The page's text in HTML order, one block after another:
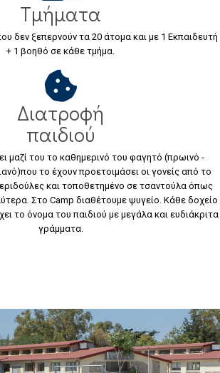
Τμήματα
δεν ξεπερνούν τα 20 άτομα και με 1 Εκπαιδευτή
+ 1 βοηθό σε κάθε τμήμα.
Διατροφή
παιδιού
μαζί του το καθημερινό του φαγητό (πρωινό -
το έχουν προετοιμάσει οι γονείς από το
και τοποθετημένο σε τσαντούλα όπως
Στο Camp διαθέτουμε ψυγείο. Κάθε δοχείο
το όνομα του παιδιού με μεγάλα και ευδιάκριτα
γράμματα.